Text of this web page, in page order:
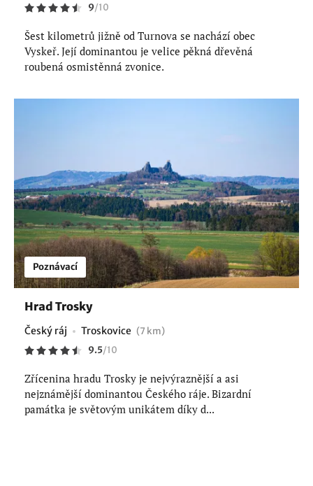
9/10
Šest kilometrů jižně od Turnova se nachází obec
Vyskeř. Její dominantou je velice pěkná dřevěná
roubená osmistěnná zvonice.
Poznávací
Hrad Trosky
Český ráj Troskovice (7 km)
9.5/10
Zřícenina hradu Trosky je nejvýraznější a asi
nejznámější dominantou Českého ráje. Bizardní
památka je světovým unikátem díky d...